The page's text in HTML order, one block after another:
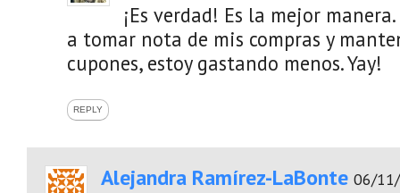
¡Es verdad! Es la mejor
a tomar nota de mis compras y
cupones, estoy gastando menos. Yay!
REPLY
Alejandra Ramírez-LaBonte 06/